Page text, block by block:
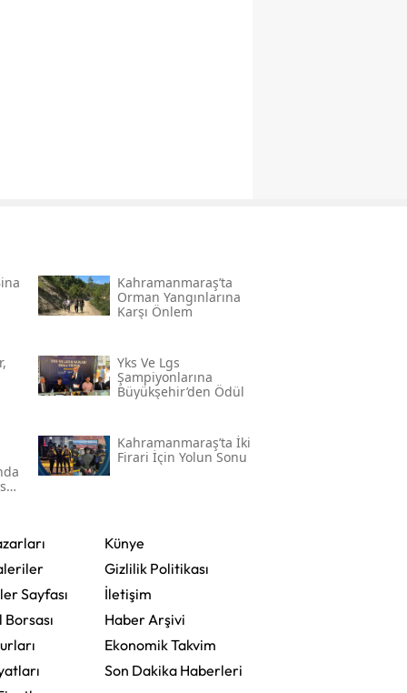
Kahramanmaraş’ta
Orman Yangınlarına
Karşı Önlem
Yks Ve Lgs
Şampiyonlarına
Büyükşehir’den Ödül
Kahramanmaraş’ta İki
Firari İçin Yolun Sonu
Sayfası
Künye
Gizlilik Politikası
İletişim
Haber Arşivi
Ekonomik Takvim
Son Dakika Haberleri